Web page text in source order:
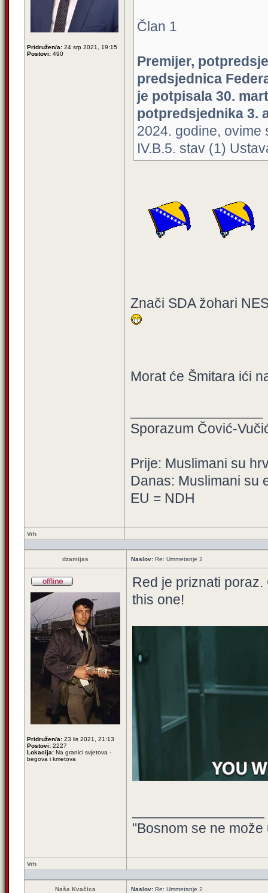
Pridružen/a: 24 srp 2021, 19:15
Postovi: 490
Član 1
Premijer,
predsjednica
je potpisala 30.
potpredsjednika 3.
2024. godine, ovime
IV.B.5. stav (1)
Znači SDA žohari
Morat će Šmitara ići
Sporazum Čović-
Prije: Muslimani su
Danas: Muslimani su
EU = NDH
Vrh
dzamijas Naslov: Re: Ummetanje 2
Pridružen/a: 23 lis 2021, 21:13
Postovi: 2227
Lokacija: Na granici svjetova -
begova i kmetova
Red je priznati
this one!
"Bosnom se ne
Vrh
Naša Kvačica Naslov: Re: Ummetanje 2